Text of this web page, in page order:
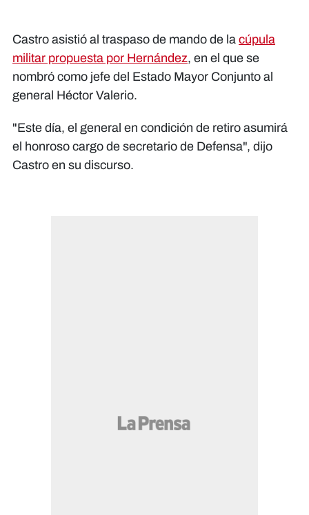
Castro asistió al traspaso de mando de la cúpula
militar propuesta por Hernández, en el que se
nombró como jefe del Estado Mayor Conjunto al
general Héctor Valerio.
"Este día, el general en condición de retiro asumirá
el honroso cargo de secretario de Defensa", dijo
Castro en su discurso.